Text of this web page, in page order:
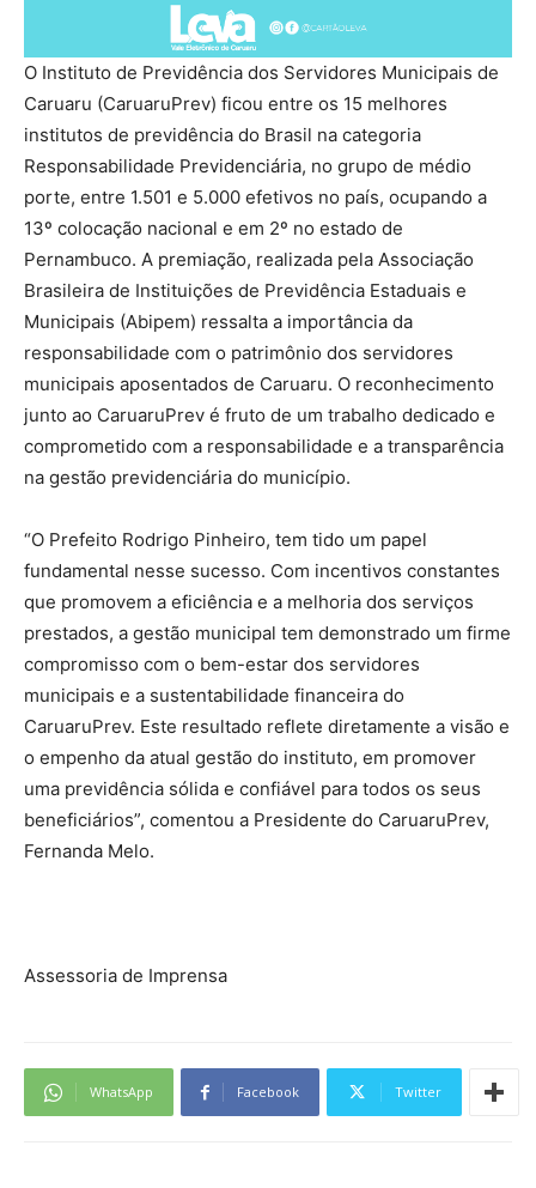
O Instituto de Previdência dos Servidores Municipais de
Caruaru (CaruaruPrev) ficou entre os 15 melhores
institutos de previdência do Brasil na categoria
Responsabilidade Previdenciária, no grupo de médio
porte, entre 1.501 e 5.000 efetivos no país, ocupando a
13º colocação nacional e em 2º no estado de
Pernambuco. A premiação, realizada pela Associação
Brasileira de Instituições de Previdência Estaduais e
Municipais (Abipem) ressalta a importância da
responsabilidade com o patrimônio dos servidores
municipais aposentados de Caruaru. O reconhecimento
junto ao CaruaruPrev é fruto de um trabalho dedicado e
comprometido com a responsabilidade e a transparência
na gestão previdenciária do município.
“O Prefeito Rodrigo Pinheiro, tem tido um papel
fundamental nesse sucesso. Com incentivos constantes
que promovem a eficiência e a melhoria dos serviços
prestados, a gestão municipal tem demonstrado um firme
compromisso com o bem-estar dos servidores
municipais e a sustentabilidade financeira do
CaruaruPrev. Este resultado reflete diretamente a visão e
o empenho da atual gestão do instituto, em promover
uma previdência sólida e confiável para todos os seus
beneficiários”, comentou a Presidente do CaruaruPrev,
Fernanda Melo.
Assessoria de Imprensa
WhatsApp Facebook Twitter